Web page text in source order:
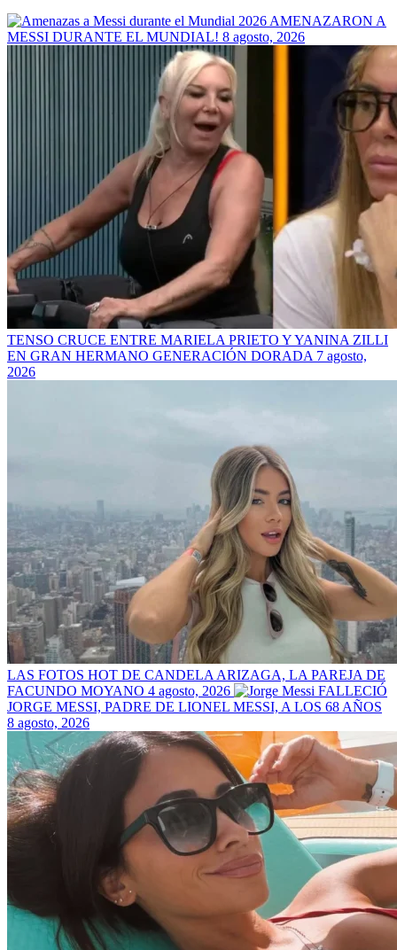
AMENAZARON A
MESSI DURANTE EL MUNDIAL! 8 agosto, 2026
TENSO CRUCE ENTRE MARIELA PRIETO Y YANINA ZILLI
EN GRAN HERMANO GENERACIÓN DORADA 7 agosto,
2026
LAS FOTOS HOT DE CANDELA ARIZAGA, LA PAREJA DE
FACUNDO MOYANO 4 agosto, 2026
FALLECIÓ
JORGE MESSI, PADRE DE LIONEL MESSI, A LOS 68 AÑOS
8 agosto, 2026